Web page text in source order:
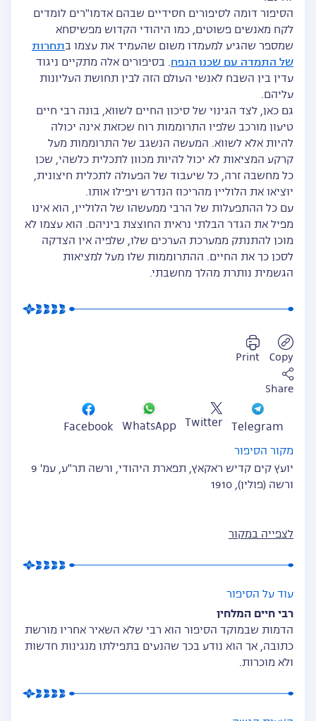
הסיפור דומה לסיפורים חסידיים שבהם אדמו"רים לומדים
לקח מאנשים פשוטים, כמו היהודי הקדוש מפשיסחא
שמספר שהגיע למעמדו משום שהעמיד את עצמו בתחרות
של התמדה עם שכנו הנפח. בסיפורים אלה מתקיים ניגוד
עדין בין השבח לאנשי העולם הזה לבין תחושת העליונות
עליהם.
גם כאן, לצד הגינוי של סיכון החיים לשווא, בונה רבי חיים
טיעון מורכב שלפיו התרוממות רוח שכזאת אינה יכולה
להיות אלא לשווא. המעשה הנשגב של התרוממות מעל
קרקע המציאות לא יכול להיות מכוון לתכלית כלשהי, שכן
כל מחשבה זרה, כל שיעבוד של הפעולה לתכלית חיצונית,
יוציאו את הלוליין מהריכוז הנדרש ויפילו אותו.
עם כל ההתפעלות של הרבי ממעשהו של הלוליין, הוא אינו
מפיל את הגדר הבלתי נראית החוצצת ביניהם. הוא עצמו לא
מוכן להתנתק ממערכת הערכים שלו, שלפיה אין הצדקה
לסכן כך את החיים. ההתרוממות שלו מעל למציאות
הגשמית נותרת מהלך מחשבתי.
Copy
Print
Share
Telegram
Twitter
WhatsApp
Facebook
מקור הסיפור
יועץ קים קדיש ראקאץ, תפארת היהודי, ורשה תר"ע, עמ' 9
ורשה (פולין), 1910
לצפייה במקור
עוד על הסיפור
רבי חיים המלחין
הדמות שבמוקד הסיפור הוא רבי שלא השאיר אחריו מורשת
כתובה, אך הוא נודע בכך שהנעים בתפילתו מנגינות חדשות
ולא מוכרות.